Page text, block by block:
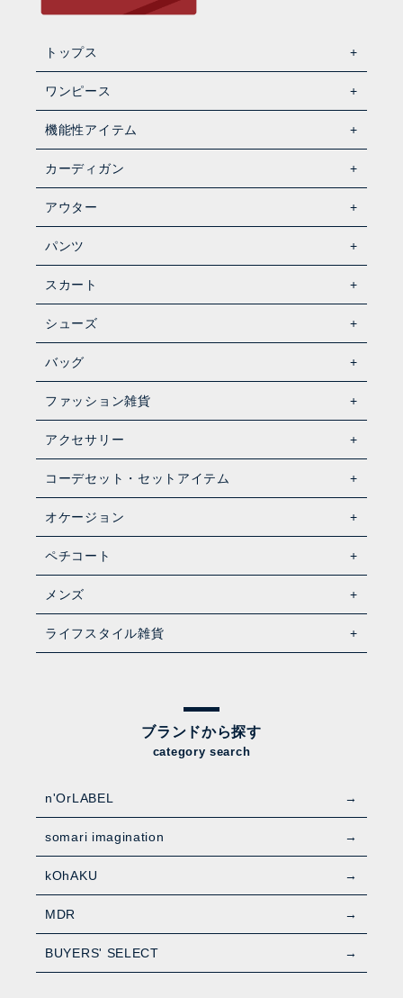
トップス
ワンピース
機能性アイテム
カーディガン
アウター
パンツ
スカート
シューズ
バッグ
ファッション雑貨
アクセサリー
コーデセット・セットアイテム
オケージョン
ペチコート
メンズ
ライフスタイル雑貨
ブランドから探す
category search
n'OrLABEL
somari imagination
kOhAKU
MDR
BUYERS' SELECT